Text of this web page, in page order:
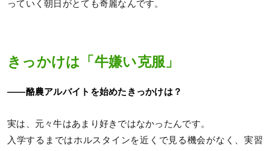
っていく朝日がとても奇麗なんです。
きっかけは「牛嫌い克服」
――酪農アルバイトを始めたきっかけは？
実は、元々牛はあまり好きではなかったんです。
入学するまではホルスタインを近くで見る機会がなく、実習